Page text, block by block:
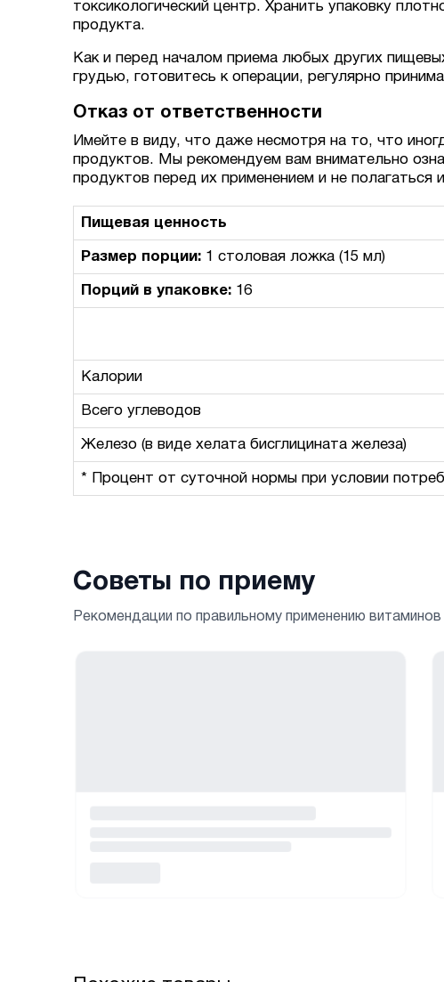
токсикологический центр. Хранить упаковку
продукта.
Как и перед началом приема любых других
грудью, готовитесь к операции, регулярно
Отказ от ответственности
Имейте в виду, что даже несмотря на то, что
продуктов. Мы рекомендуем вам внимательно
продуктов перед их применением и не
Пищевая ценность
Размер порции: 1 столовая ложка (15 мл)
Порций в упаковке: 16
Калории
Всего углеводов
Железо (в виде хелата бисглицината железа)
* Процент от суточной нормы при условии
Советы по приему
Рекомендации по правильному применению